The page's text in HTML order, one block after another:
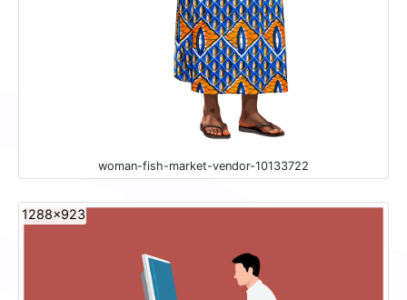
woman-fish-market-vendor-10133722
1288x923